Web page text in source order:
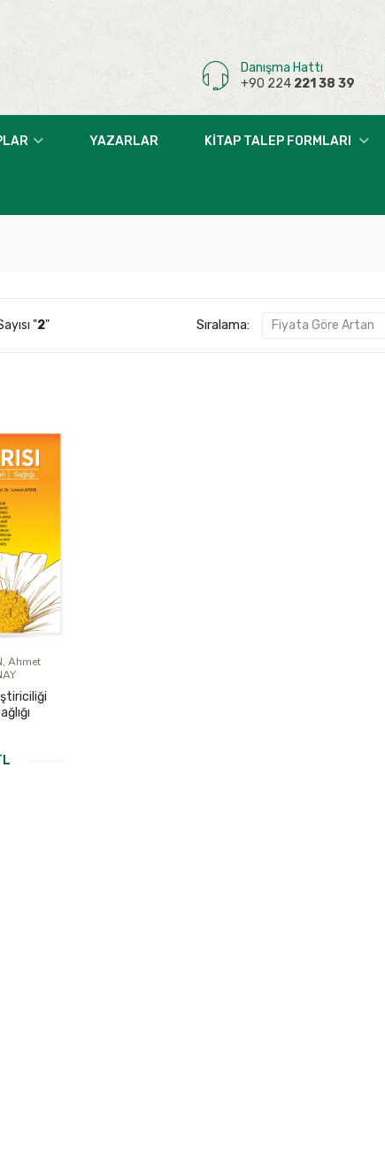
Danışma Hattı
+90 224 221 38 39
YAZARLAR KITAP TALEP FORMLARI
"2" Sıralama:
Ahmet